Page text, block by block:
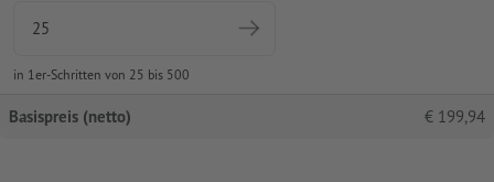
in 1er-Schritten von 25 bis 500
Basispreis (netto) € 199,94